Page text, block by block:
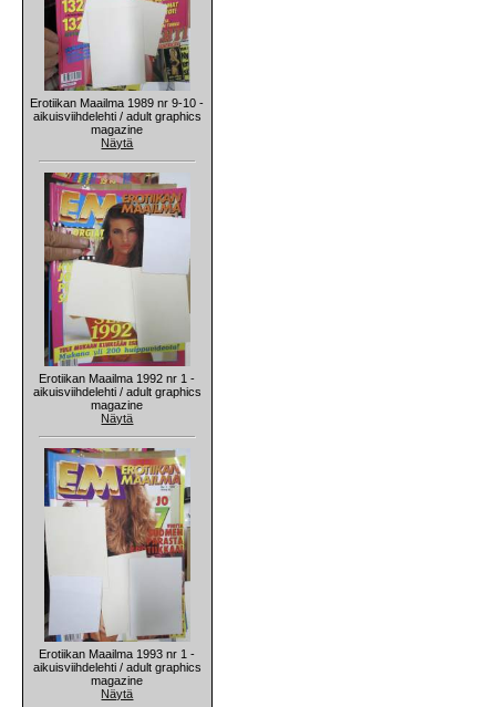
Erotiikan Maailma 1989 nr 9-10 -
aikuisviihdelehti / adult graphics
magazine
Näytä
Erotiikan Maailma 1992 nr 1 -
aikuisviihdelehti / adult graphics
magazine
Näytä
Erotiikan Maailma 1993 nr 1 -
aikuisviihdelehti / adult graphics
magazine
Näytä